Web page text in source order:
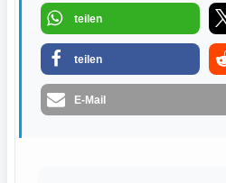
teilen
teilen
E-Mail